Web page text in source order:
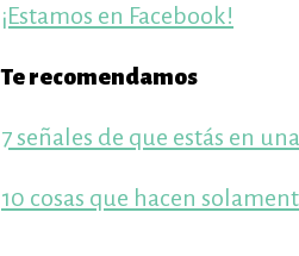
¡Estamos en Facebook!
Te recomendamos
7 señales de que estás en
10 cosas que hacen